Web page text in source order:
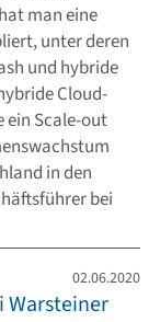
man eine
unter deren
und hybride
Cloud-
ein Scale-out
in den
bei
02.06.2020
Warsteiner